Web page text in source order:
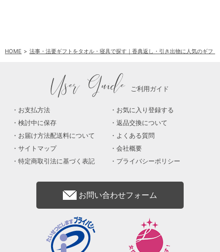
HOME 法事・法要ギフトをタオル・寝具で探す｜香典返し・引き出物に人気のギフト
User Guide ご利用ガイド
お支払方法
お気に入り登録する
検討中に保存
返品交換について
お届け方法配送料について
よくある質問
サイトマップ
会社概要
特定商取引法に基づく表記
プライバシーポリシー
お問い合わせフォーム